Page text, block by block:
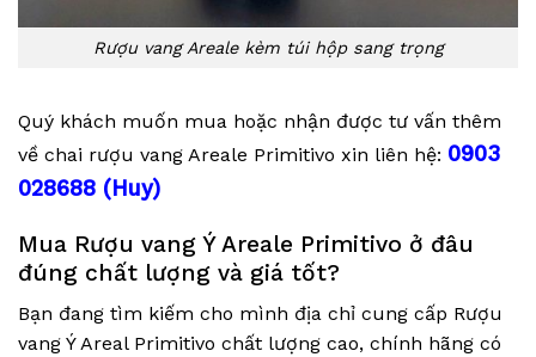
Rượu vang Areale kèm túi hộp sang trọng
Quý khách muốn mua hoặc nhận được tư vấn thêm
về chai rượu vang Areale Primitivo xin liên hệ: 0903
028688 (Huy)
Mua Rượu vang Ý Areale Primitivo ở đâu
đúng chất lượng và giá tốt?
Bạn đang tìm kiếm cho mình địa chỉ cung cấp Rượu
vang Ý Areal Primitivo chất lượng cao, chính hãng có